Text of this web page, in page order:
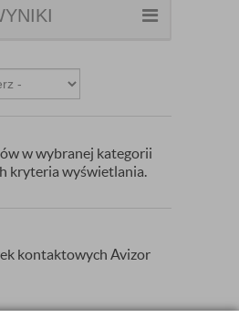
w wybranej kategorii
kryteria wyświetlania.
kontaktowych Avizor